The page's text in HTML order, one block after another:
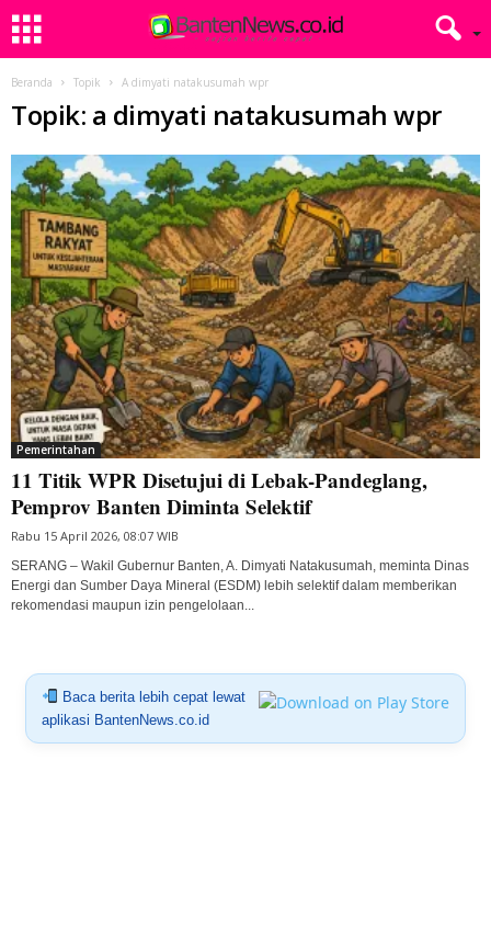
Beranda Topik A dimyati natakusumah wpr
Topik: a dimyati natakusumah wpr
Pemerintahan
11 Titik WPR Disetujui di Lebak-Pandeglang,
Pemprov Banten Diminta Selektif
Rabu 15 April 2026, 08:07 WIB
SERANG – Wakil Gubernur Banten, A. Dimyati Natakusumah, meminta Dinas
Energi dan Sumber Daya Mineral (ESDM) lebih selektif dalam memberikan
rekomendasi maupun izin pengelolaan...
Baca berita lebih cepat lewat
aplikasi BantenNews.co.id